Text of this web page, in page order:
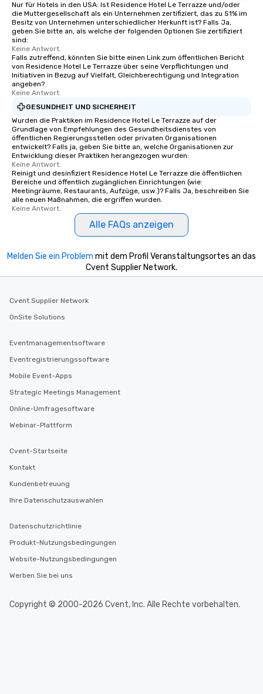
Nur für Hotels in den USA: Ist Residence Hotel Le Terrazze und/oder
die Muttergesellschaft als ein Unternehmen zertifiziert, das zu 51% im
Besitz von Unternehmen unterschiedlicher Herkunft ist? Falls Ja,
geben Sie bitte an, als welche der folgenden Optionen Sie zertifiziert
sind:
Keine Antwort.
Falls zutreffend, könnten Sie bitte einen Link zum öffentlichen Bericht
von Residence Hotel Le Terrazze über seine Verpflichtungen und
Initiativen in Bezug auf Vielfalt, Gleichberechtigung und Integration
angeben?
Keine Antwort.
GESUNDHEIT UND SICHERHEIT
Wurden die Praktiken im Residence Hotel Le Terrazze auf der
Grundlage von Empfehlungen des Gesundheitsdienstes von
öffentlichen Regierungsstellen oder privaten Organisationen
entwickelt? Falls ja, geben Sie bitte an, welche Organisationen zur
Entwicklung dieser Praktiken herangezogen wurden:
Keine Antwort.
Reinigt und desinfiziert Residence Hotel Le Terrazze die öffentlichen
Bereiche und öffentlich zugänglichen Einrichtungen (wie:
Meetingräume, Restaurants, Aufzüge, usw.)? Falls Ja, beschreiben Sie
alle neuen Maßnahmen, die ergriffen wurden.
Keine Antwort.
Alle FAQs anzeigen
Melden Sie ein Problem mit dem Profil Veranstaltungsortes an das
Cvent Supplier Network.
Cvent Supplier Network
OnSite Solutions
Eventmanagementsoftware
Eventregistrierungssoftware
Mobile Event-Apps
Strategic Meetings Management
Online-Umfragesoftware
Webinar-Plattform
Cvent-Startseite
Kontakt
Kundenbetreuung
Ihre Datenschutzauswahlen
Datenschutzrichtlinie
Produkt-Nutzungsbedingungen
Website-Nutzungsbedingungen
Werben Sie bei uns
Copyright © 2000-2026 Cvent, Inc. Alle Rechte vorbehalten.